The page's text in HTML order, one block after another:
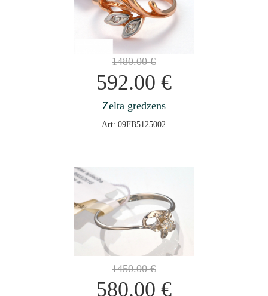
1480.00€
592.00 €
Zelta gredzens
Art: 09FB5125002
1450.00€
580.00 €